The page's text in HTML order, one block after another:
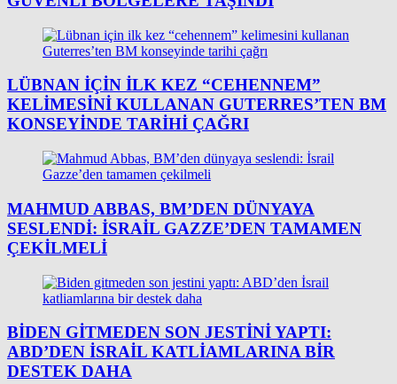
LÜBNAN IÇIN ILK KEZ “CEHENNEM”
KELIMESINI KULLANAN GUTERRES’TEN BM
KONSEYINDE TARIHI ÇAĞRI
MAHMUD ABBAS, BM’DEN DÜNYAYA
SESLENDI: İSRAIL GAZZE’DEN TAMAMEN
ÇEKILMELI
BIDEN GITMEDEN SON JESTINI YAPTI:
ABD’DEN İSRAIL KATLIAMLARINA BIR
DESTEK DAHA